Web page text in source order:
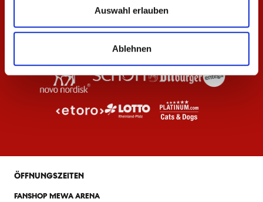
Auswahl erlauben
Ablehnen
ÖFFNUNGSZEITEN
FANSHOP MEWA ARENA